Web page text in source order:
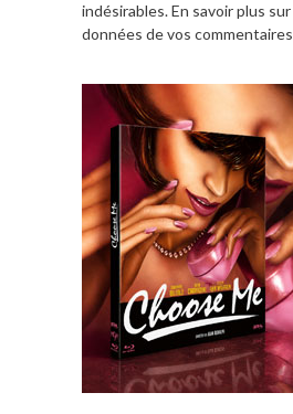
indésirables.En savoir plus
données de vos